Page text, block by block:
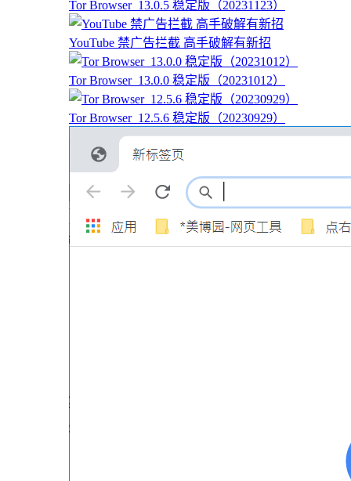
Tor Browser_13.0.5 稳定版（20231123）
YouTube 禁广告拦截 高手破解有新招
Tor Browser_13.0.0 稳定版（20231012）
Tor Browser_12.5.6 稳定版（20230929）